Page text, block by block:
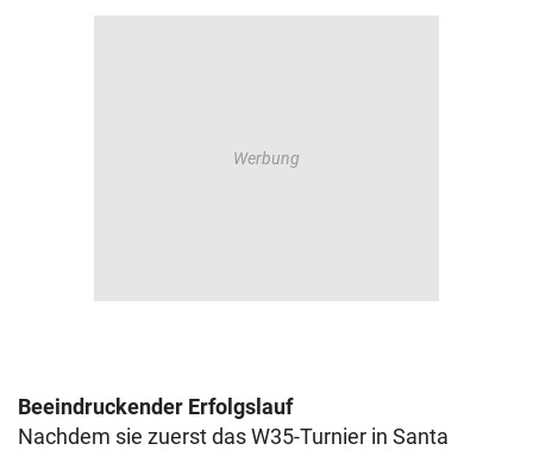
Beeindruckender Erfolgslauf
Nachdem sie zuerst das W35-Turnier in Santa